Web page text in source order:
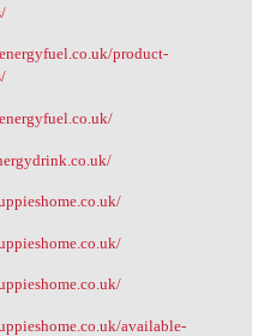
product-
available-